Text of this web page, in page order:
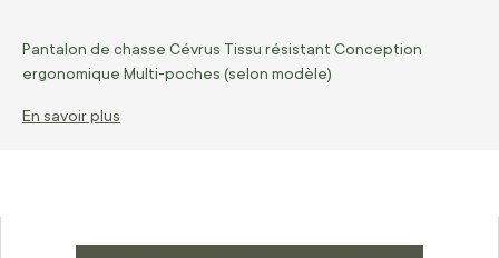
Pantalon de chasse Cévrus Tissu résistant Conception
ergonomique Multi-poches (selon modèle)
En savoir plus